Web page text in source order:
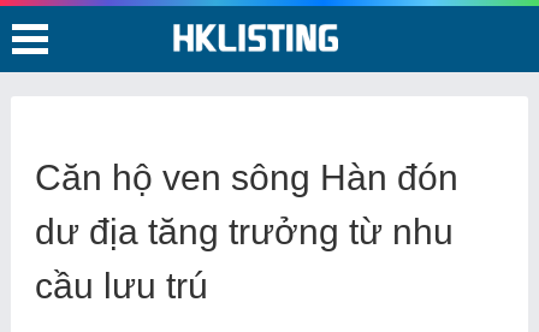
Căn hộ ven sông Hàn đón
dư địa tăng trưởng từ nhu
cầu lưu trú